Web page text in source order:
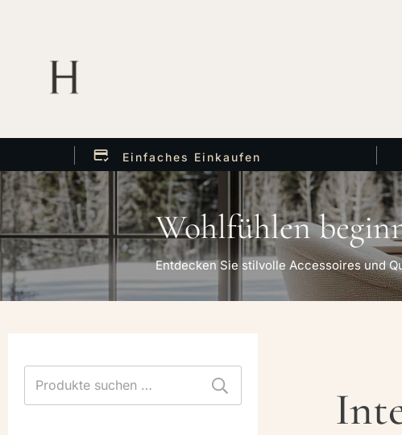
Einfaches Einkaufen
Wohlfühlen
Entdecken Sie stilvolle Accessoires und
nach: